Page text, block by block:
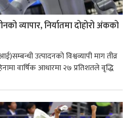
व्यापार, निर्यातमा दोहोरो अंकको
उत्पादनको विश्वव्यापी माग तीव्र
वार्षिक आधारमा २७ प्रतिशतले वृद्धि